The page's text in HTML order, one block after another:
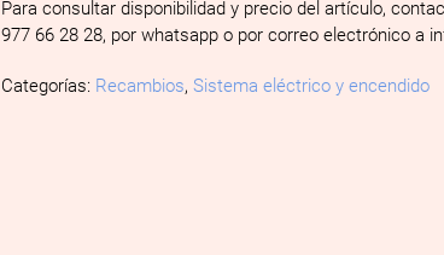
Para consultar disponibilidad y precio del artículo,
977 66 28 28, por whatsapp o por correo electrónico a
Categorías: Recambios,Sistema eléctrico y encendido